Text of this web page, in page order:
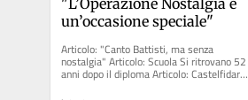
un’occasione speciale"
Articolo: "Canto Battisti, ma senza
nostalgia" Articolo: Scuola Si ritrovano 52
anni dopo il diploma Articolo: Castelfidardo
diventa...